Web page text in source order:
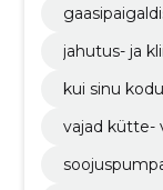
jahutus- ja
kui sinu
laiemat
vajad kütte-
on vajalik